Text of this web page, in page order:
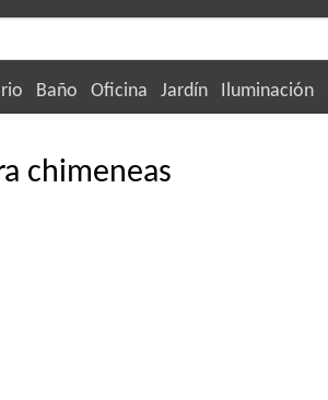
Baño Oficina Jardín Iluminación
chimeneas